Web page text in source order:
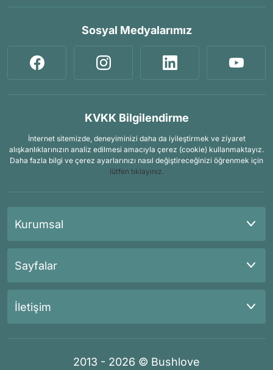
Sosyal Medyalarımız
KVKK Bilgilendirme
İnternet sitemizde, deneyiminizi daha da iyileştirmek ve ziyaret
alışkanlıklarınızın analiz edilmesi amacıyla çerez (cookie) kullanmaktayız.
Daha fazla bilgi ve çerez ayarlarınızı nasıl değiştireceğinizi öğrenmek için
lütfen tıklayınız.
Kurumsal
Sayfalar
İletişim
2013 - 2026 © Bushlove